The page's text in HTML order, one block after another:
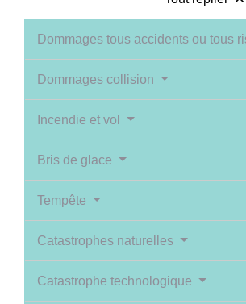
Dommages tous accidents ou tous
Dommages collision
Incendie et vol
Bris de glace
Tempête
Catastrophes naturelles
Catastrophe technologique